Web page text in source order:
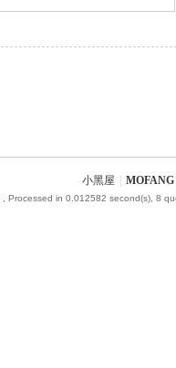
小黑屋
, Processed in 0.012582 second(s), 8